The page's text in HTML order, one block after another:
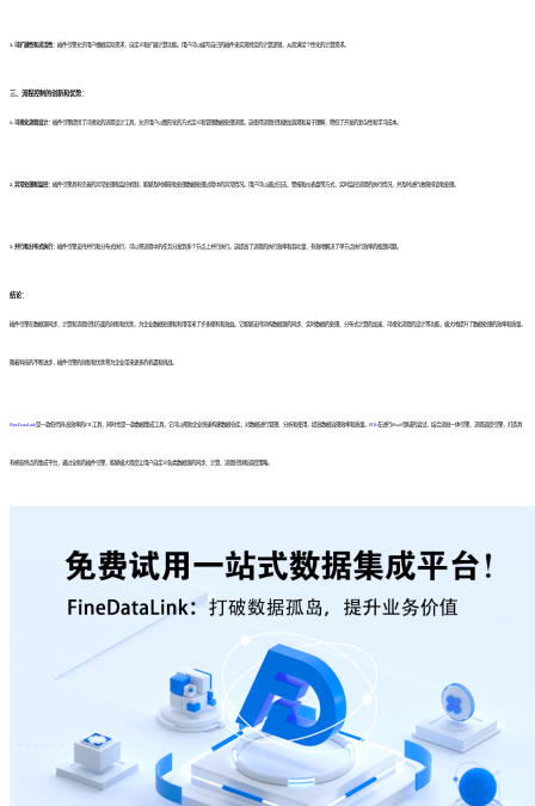
3. 可扩展性和灵活性： 插件引擎允许用户根据实际需求，自定义和扩展计算功能。用户可以编写自己的插件来实现特定的计算逻辑，从而满足个性化的计算需求。
三、流程控制的创新和优势：
1. 可视化流程设计： 插件引擎提供了可视化的流程设计工具，允许用户以图形化的方式定义和管理数据处理流程。这使得流程控制更加直观和易于理解，降低了开发的复杂性和学习成本。
2. 异常处理和监控： 插件引擎具有完善的异常处理和监控机制，能够及时捕获和处理数据处理过程中的异常情况。用户可以通过日志、警报和仪表盘等方式，实时监控流程的执行情况，并及时进行故障排查和处理。
3. 并行和分布式执行： 插件引擎支持并行和分布式执行，可以将流程中的任务分发到多个节点上并行执行。这提高了流程的执行效率和吞吐量，有效地解决了单节点执行效率的瓶颈问题。
结论：
插件引擎在数据源同步、计算和流程控制方面的创新和优势，为企业数据处理和利用带来了许多便利和效益。它能够支持异构数据源的同步、实时数据的处理、分布式计算的加速、可视化流程的设计等功能，极大地提升了数据处理的效率和质量。
随着科技的不断进步，插件引擎的创新和优势将为企业带来更多的机遇和挑战。
FineDataLink是一款低代码/高效率的ETL工具，同时也是一款数据集成工具，它可以帮助企业快速构建数据仓库，对数据进行管理、分析和使用，提高数据治理效率和质量。 FDL在进行iPaaS领域的尝试，结合流批一体引擎、流程调度引擎，打造具
有帆软特点的集成平台，通过全新的插件引擎，能够极大程度让用户自定义各类数据源的同步、计算、流程控制和调度策略。